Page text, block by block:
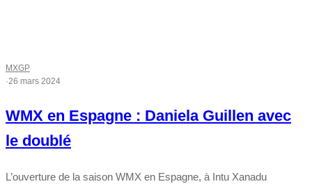
MXGP
·26 mars 2024
WMX en Espagne : Daniela Guillen avec
le doublé
L’ouverture de la saison WMX en Espagne, à Intu Xanadu